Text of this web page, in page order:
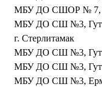
МБУ ДО СШОР № 7,
МБУ ДО СШ №3,
г. Стерлитамак
МБУ ДО СШ №3,
МБУ ДО СШ №3,
МБУ ДО СШ №3,